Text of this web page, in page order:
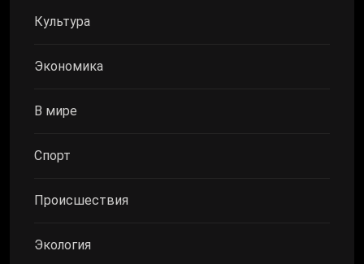
Культура
Экономика
В мире
Спорт
Происшествия
Экология